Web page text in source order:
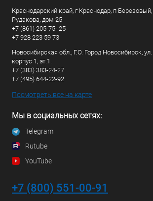
Краснодарский край, г Краснодар, п
Рудакова, дом 25
+7 (861) 205-75- 25
+7 928 223 59 73
Новосибирская обл., Г.О. Город Новосибирск,
корпус 1, эт.1.
+7 (383) 383-24-27
+7 (495) 644-22-92
Посмотреть все на карте
Мы в социальных сетях:
Telegram
Rutube
YouTube
+7 (800) 551-00-91